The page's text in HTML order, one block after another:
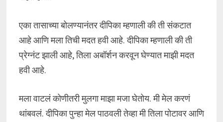
एका तासाच्या बोलण्यानंतर दीपिका म्हणाली की ती संकटात
आहे आणि मला तिची मदत हवी आहे. दीपिका म्हणाली की ती
प्रेग्नंट झाली आहे, तिला अबॉर्शन करवून घेण्यात माझी मदत
हवी आहे.
मला वाटलं कोणीतरी मुलगा माझा मजा घेतोय. मी मेल करणं
थांबवलं. दीपिका पुन्हा मेल पाठवली तेव्हा मी तिला पोटावर आणि